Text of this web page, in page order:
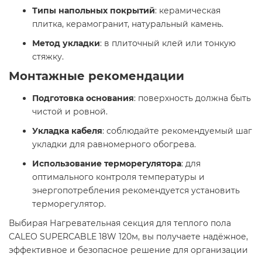
Типы напольных покрытий: керамическая
плитка, керамогранит, натуральный камень.​
Метод укладки: в плиточный клей или тонкую
стяжку.​
Монтажные рекомендации
Подготовка основания: поверхность должна быть
чистой и ровной.​
Укладка кабеля: соблюдайте рекомендуемый шаг
укладки для равномерного обогрева.​
Использование терморегулятора: для
оптимального контроля температуры и
энергопотребления рекомендуется установить
терморегулятор.​
Выбирая Нагревательная секция для теплого пола
CALEO SUPERCABLE 18W 120м, вы получаете надёжное,
эффективное и безопасное решение для организации